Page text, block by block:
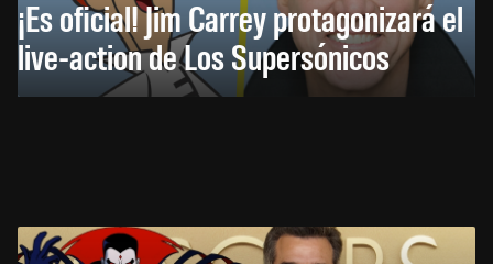
¡Es oficial! Jim Carrey protagonizará el
live-action de Los Supersónicos